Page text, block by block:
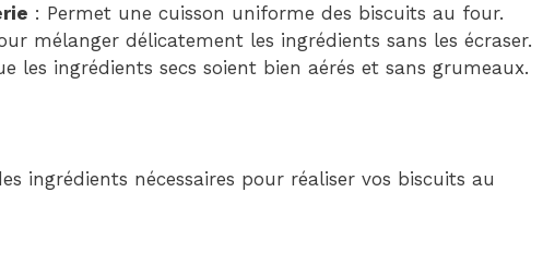
: Permet une cuisson uniforme des biscuits au four.
mélanger délicatement les ingrédients sans les écraser.
les ingrédients secs soient bien aérés et sans grumeaux.
ingrédients nécessaires pour réaliser vos biscuits au